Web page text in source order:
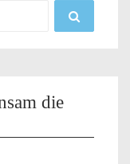
die